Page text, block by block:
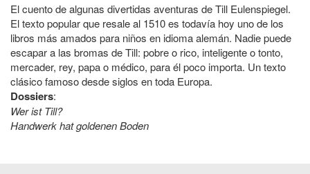
El cuento de algunas divertidas aventuras de Till Eulenspiegel.
El texto popular que resale al 1510 es todavía hoy uno de los
libros más amados para niños en idioma alemán. Nadie puede
escapar a las bromas de Till: pobre o rico, inteligente o tonto,
mercader, rey, papa o médico, para él poco importa. Un texto
clásico famoso desde siglos en toda Europa.
Dossiers:
Wer ist Till?
Handwerk hat goldenen Boden